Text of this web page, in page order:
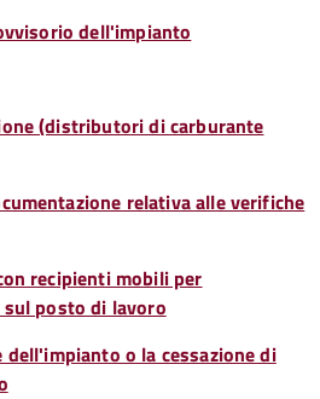
dell'impianto
(distributori di carburante
relativa alle verifiche
recipienti mobili per
posto di lavoro
dell'impianto o la cessazione di